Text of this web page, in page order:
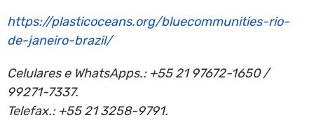
https://plasticoceans.org/bluecommunities-rio-
de-janeiro-brazil/
Celulares e WhatsApps.: +55 21 97672-1650 /
99271-7337.
Telefax.: +55 21 3258-9791.